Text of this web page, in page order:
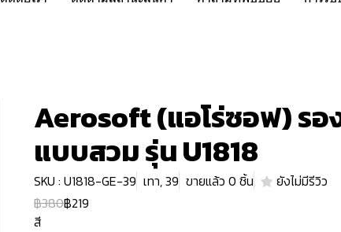
Aerosoft (แอโร่ซอฟ) รอ
แบบสวม รุ่น U1818
SKU : U1818-GE-39 เทา, 39 ขายแล้ว 0 ชิ้น ยังไม่มีรีวิว
฿380฿219
สี